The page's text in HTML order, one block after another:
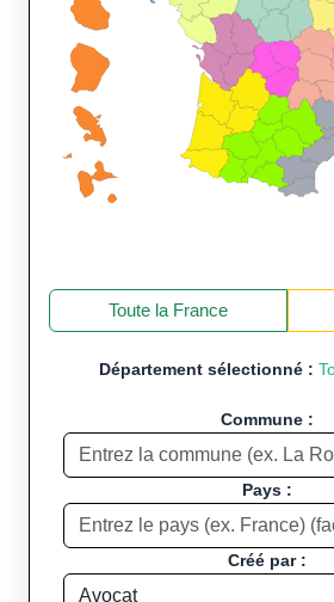
Toute la France
Département sélectionné :
Commune :
Pays :
Créé par :